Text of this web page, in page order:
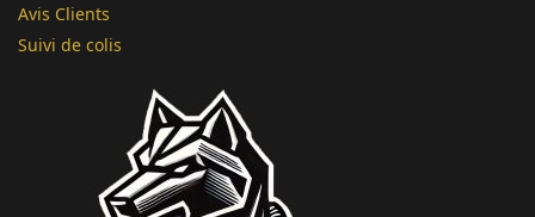
Avis Clients
Suivi de colis